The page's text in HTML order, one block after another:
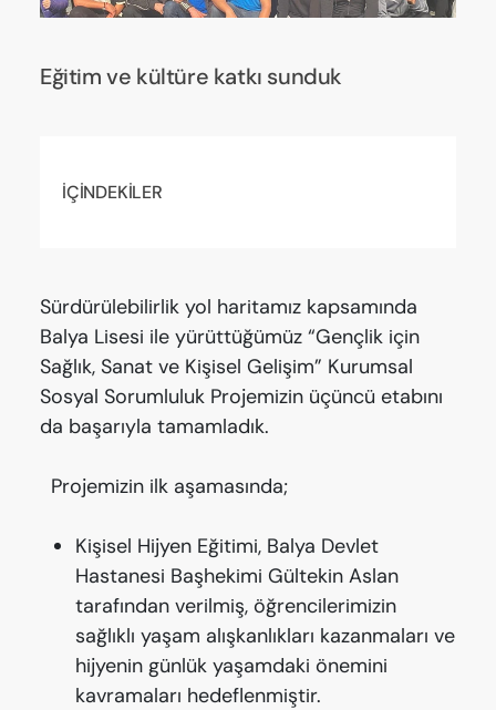
Eğitim ve kültüre katkı sunduk
İÇİNDEKİLER
Sürdürülebilirlik yol haritamız kapsamında
Balya Lisesi ile yürüttüğümüz “Gençlik için
Sağlık, Sanat ve Kişisel Gelişim” Kurumsal
Sosyal Sorumluluk Projemizin üçüncü etabını
da başarıyla tamamladık.
Projemizin ilk aşamasında;
Kişisel Hijyen Eğitimi, Balya Devlet
Hastanesi Başhekimi Gültekin Aslan
tarafından verilmiş, öğrencilerimizin
sağlıklı yaşam alışkanlıkları kazanmaları ve
hijyenin günlük yaşamdaki önemini
kavramaları hedeflenmiştir.